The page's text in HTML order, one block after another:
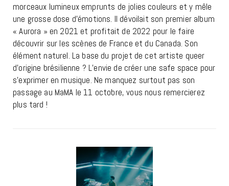
morceaux lumineux emprunts de jolies couleurs et y mêle
une grosse dose d’émotions. Il dévoilait son premier album
« Aurora » en 2021 et profitait de 2022 pour le faire
découvrir sur les scènes de France et du Canada. Son
élément naturel. La base du projet de cet artiste queer
d’origine brésilienne ? L’envie de créer une safe space pour
s’exprimer en musique. Ne manquez surtout pas son
passage au MaMA le 11 octobre, vous nous remercierez
plus tard !